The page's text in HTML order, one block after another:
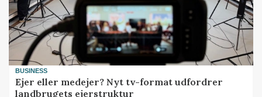
BUSINESS
Ejer eller medejer? Nyt tv-format udfordrer
landbrugets ejerstruktur